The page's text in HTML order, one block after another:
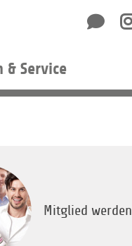
& Service
Mitglied werden